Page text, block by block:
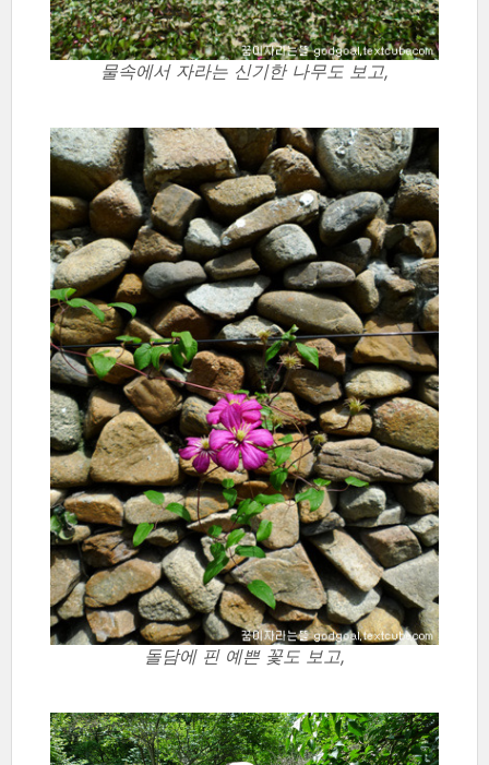
물속에서 자라는 신기한 나무도 보고,
돌담에 핀 예쁜 꽃도 보고,